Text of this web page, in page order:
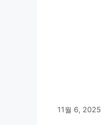
11월 6, 2025